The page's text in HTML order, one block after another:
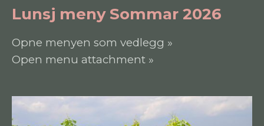
Lunsj meny Sommar 2026
Opne menyen som vedlegg »
Open menu attachment »